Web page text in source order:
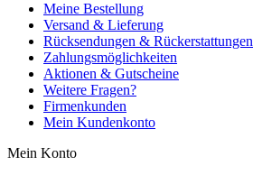
Meine Bestellung
Versand & Lieferung
Rücksendungen & Rückerstattungen
Zahlungsmöglichkeiten
Aktionen & Gutscheine
Weitere Fragen?
Firmenkunden
Mein Kundenkonto
Mein Konto